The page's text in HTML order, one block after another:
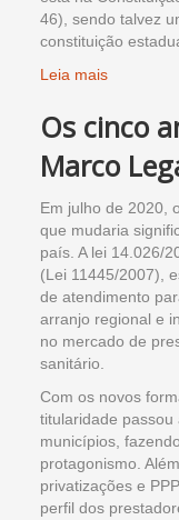
46), sendo talvez
constituição
Leia mais
Os cinco
Marco
Em julho de 2020,
que mudaria
país. A lei 14.026/
(Lei 11445/2007),
de atendimento
arranjo regional e
no mercado de
sanitário.
Com os novos
titularidade
municípios,
protagonismo.
privatizações e
perfil dos